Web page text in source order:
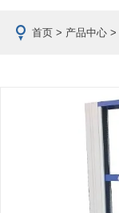
首页 > 产品中心 >